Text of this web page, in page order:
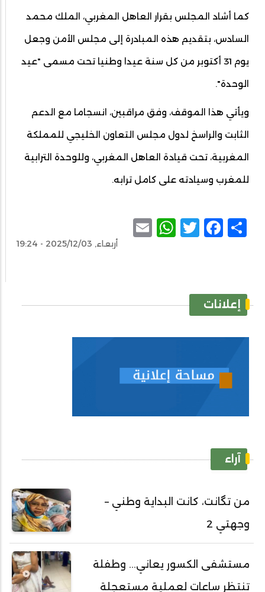
كما أشاد المجلس بقرار العاهل المغربي، الملك محمد
السادس، بتقديم هذه المبادرة إلى مجلس الأمن وجعل
يوم 31 أكتوبر من كل سنة عيدا وطنيا تحت مسمى "عيد
الوحدة".
ويأتي هذا الموقف، وفق مراقبين، انسجاما مع الدعم
الثابت والراسخ لدول مجلس التعاون الخليجي للمملكة
المغربية، تحت قيادة العاهل المغربي، وللوحدة الترابية
للمغرب وسيادته على كامل ترابه.
Share
Facebook
Twitter
WhatsApp
أربعاء, 2025/12/03 - 19:24
إعلانات
آراء
من تگانت، كانت البداية وطني –
وجهتي 2
مستشفى الكسور يعاني... وطفلة
تنتظر ساعات لعملية مستعجلة